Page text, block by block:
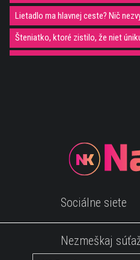
Lietadlo ma hlavnej ceste? Nič
Šteniatko, ktoré zistilo, že niet
Šialený crash test, trochu inak:)
Čas na niečo rozkošné ;)
Videli ste už aby psi na seba
Tu je dôvod, prečo by si nemal
Sociálne siete
Nezmeškaj